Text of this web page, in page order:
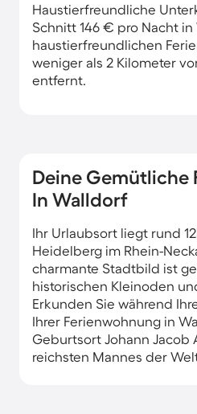
Haustierfreundliche
Schnitt 146 € pro Nacht
haustierfreundlichen
weniger als 2 Kilometer
entfernt.
Deine Gemütliche
In Walldorf
Ihr Urlaubsort liegt rund
Heidelberg im Rhein-
charmante Stadtbild ist
historischen Kleinoden
Erkunden Sie während
Ihrer Ferienwohnung in
Geburtsort Johann Jacob
reichsten Mannes der